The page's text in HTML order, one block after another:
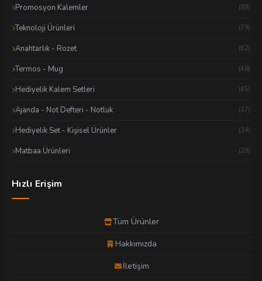
Promosyon Kalemler (89)
Teknoloji Ürünleri (79)
Anahtarlık - Rozet (62)
Termos - Mug (48)
Hediyelik Kalem Setleri (45)
Ajanda - Not Defteri - Notluk (37)
Hediyelik Set - Kişisel Ürünler (34)
Matbaa Ürünleri (29)
Hızlı Erişim
Tüm Ürünler
Hakkımızda
İletişim